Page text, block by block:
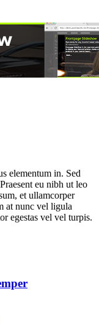
elementum in. Sed
eu nibh ut leo
et ullamcorper
at nunc vel ligula
egestas vel vel turpis.